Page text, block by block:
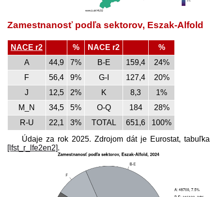
Zamestnanosť podľa sektorov, Eszak-Alfold
NACE r2 % NACE r2
%
A
44,9 7% B-E 159,4
24%
F
56,4 9% G-I 127,4
20%
J
12,5 2% K 8,3
1%
M_N
34,5 5% O-Q 184
28%
R-U
22,1 3% TOTAL 651,6
100%
Údaje za rok 2025. Zdrojom dát je Eurostat, tabuľka
[lfst_r_lfe2en2].